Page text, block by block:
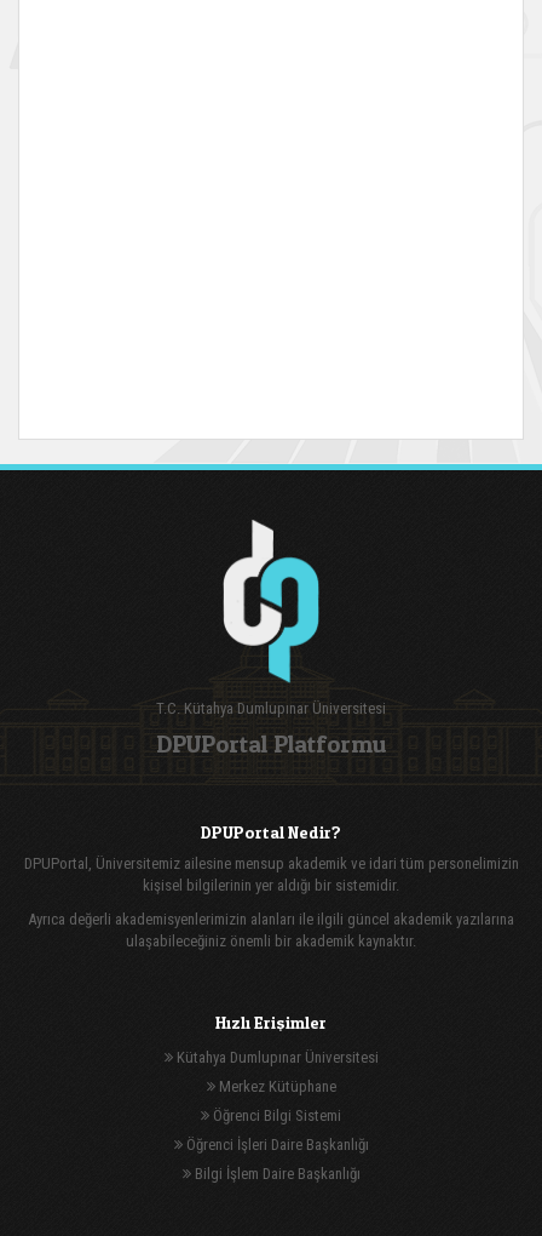
T.C. Kütahya Dumlupınar Üniversitesi
DPUPortal Platformu
DPUPortal Nedir?
DPUPortal, Üniversitemiz ailesine mensup akademik ve idari tüm personelimizin
kişisel bilgilerinin yer aldığı bir sistemidir.
Ayrıca değerli akademisyenlerimizin alanları ile ilgili güncel akademik yazılarına
ulaşabileceğiniz önemli bir akademik kaynaktır.
Hızlı Erişimler
Kütahya Dumlupınar Üniversitesi
Merkez Kütüphane
Öğrenci Bilgi Sistemi
Öğrenci İşleri Daire Başkanlığı
Bilgi İşlem Daire Başkanlığı